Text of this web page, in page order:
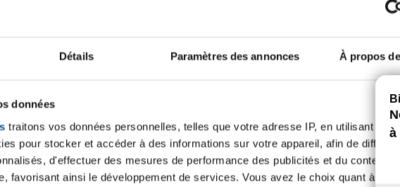
Détails Paramètres des annonces À propos
données
traitons vos données personnelles, telles que votre adresse IP, en utilisant des
pour stocker et accéder à des informations sur votre appareil, afin de diffuser
d'effectuer des mesures de performance des publicités et du contenu,
favorisant ainsi le développement de services. Vous avez le choix quant à
la Ligue sur le terrain ?